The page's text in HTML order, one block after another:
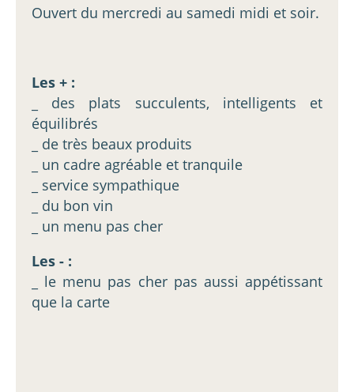
Ouvert du mercredi au samedi midi et soir.
Les + :
_ des plats succulents, intelligents et
équilibrés
_ de très beaux produits
_ un cadre agréable et tranquile
_ service sympathique
_ du bon vin
_ un menu pas cher
Les - :
_ le menu pas cher pas aussi appétissant
que la carte